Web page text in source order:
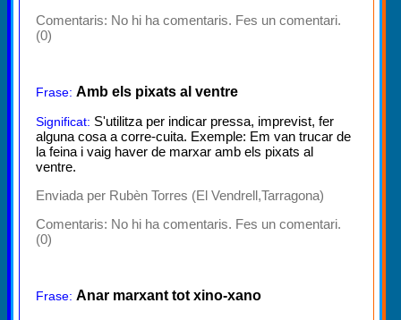
Comentaris: No hi ha comentaris. Fes un comentari.
(0)
Frase: Amb els pixats al ventre
Significat: S'utilitza per indicar pressa, imprevist, fer
alguna cosa a corre-cuita. Exemple: Em van trucar de
la feina i vaig haver de marxar amb els pixats al
ventre.
Enviada per Rubèn Torres (El Vendrell,Tarragona)
Comentaris: No hi ha comentaris. Fes un comentari.
(0)
Frase: Anar marxant tot xino-xano